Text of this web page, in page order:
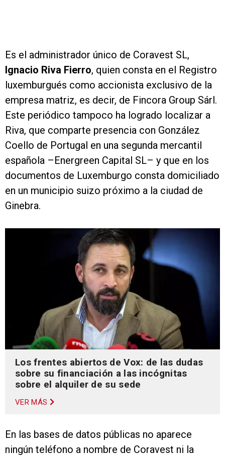
Es el administrador único de Coravest SL,
Ignacio Riva Fierro, quien consta en el Registro
luxemburgués como accionista exclusivo de la
empresa matriz, es decir, de Fincora Group Sárl.
Este periódico tampoco ha logrado localizar a
Riva, que comparte presencia con González
Coello de Portugal en una segunda mercantil
española –Energreen Capital SL– y que en los
documentos de Luxemburgo consta domiciliado
en un municipio suizo próximo a la ciudad de
Ginebra.
Los frentes abiertos de Vox: de las dudas
sobre su financiación a las incógnitas
sobre el alquiler de su sede
VER MÁS
En las bases de datos públicas no aparece
ningún teléfono a nombre de Coravest ni la